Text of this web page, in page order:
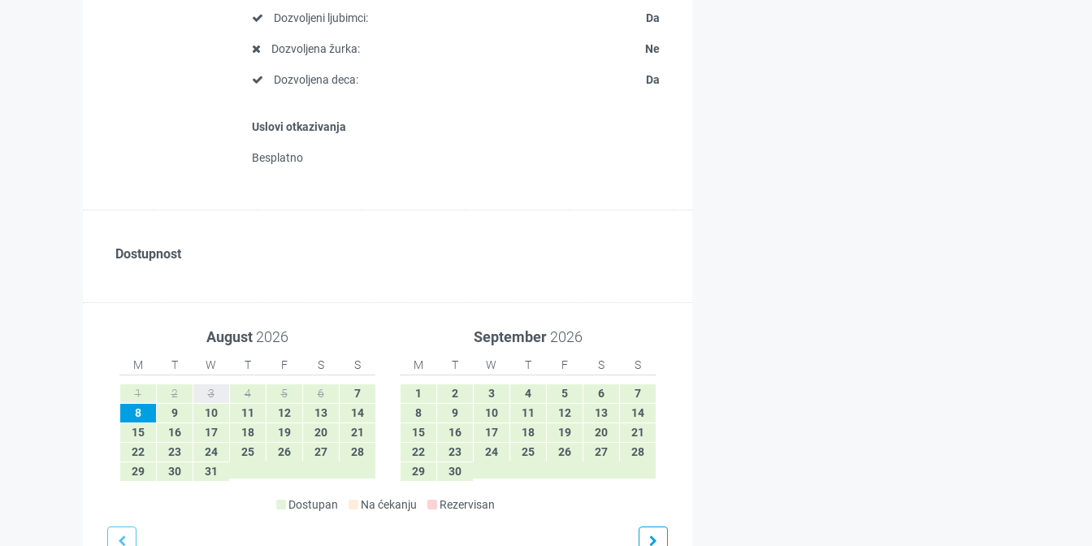
Dozvoljeni ljubimci: Da
Dozvoljena žurka: Ne
Dozvoljena deca: Da
Uslovi otkazivanja
Besplatno
Dostupnost
August 2026
M T W T F S S
1 2 3 4 5 6
7
8
9 10 11 12 13
14
15
16 17 18 19 20
21
22
23 24 25 26 27
28
29
30 31
September 2026
M T W T F S S
1 2 3 4 5 6
7
8
9 10 11 12 13
14
15
16 17 18 19 20
21
22
23 24 25 26 27
28
29
30
Dostupan Na ćekanju Rezervisan